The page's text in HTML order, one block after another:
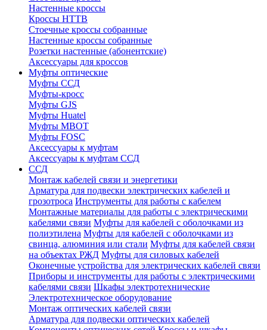
Настенные кроссы
Кроссы HTTB
Стоечные кроссы собранные
Настенные кроссы собранные
Розетки настенные (абонентские)
Аксессуары для кроссов
Муфты оптические
Муфты ССД
Муфты-кросс
Муфты GJS
Муфты Huatel
Муфты МВОТ
Муфты FOSC
Аксессуары к муфтам
Аксессуары к муфтам ССД
ССД
Монтаж кабелей связи и энергетики
Арматура для подвески электрических кабелей и
грозотроса Инструменты для работы с кабелем
Монтажные материалы для работы с электрическими
кабелями связи Муфты для кабелей с оболочками из
полиэтилена Муфты для кабелей с оболочками из
свинца, алюминия или стали Муфты для кабелей связи
на объектах РЖД Муфты для силовых кабелей
Оконечные устройства для электрических кабелей связи
Приборы и инструменты для работы с электрическими
кабелями связи Шкафы электротехнические
Электротехническое оборудование
Монтаж оптических кабелей связи
Арматура для подвески оптических кабелей